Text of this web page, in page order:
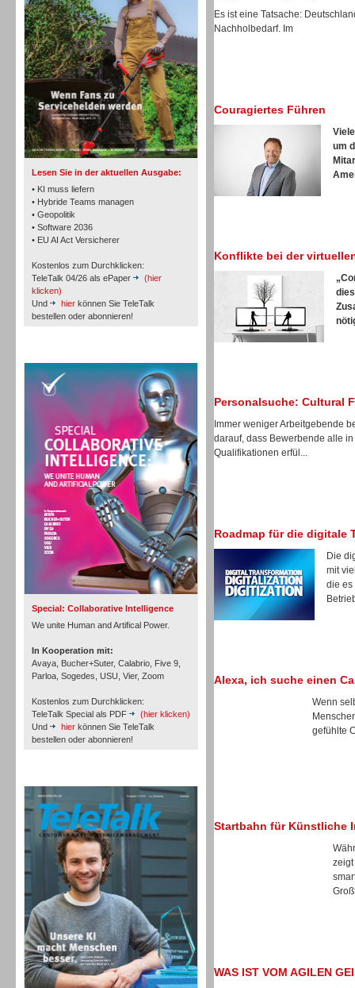
Lesen Sie in der aktuellen Ausgabe:
• KI muss liefern
• Hybride Teams managen
• Geopolitik
• Software 2036
• EU AI Act Versicherer
Kostenlos zum Durchklicken:
TeleTalk 04/26 als ePaper
(hier
klicken)
Und
hier können Sie TeleTalk
bestellen oder abonnieren!
Special: Collaborative Intelligence
We unite Human and Artifical Power.
In Kooperation mit:
Avaya, Bucher+Suter, Calabrio, Five 9,
Parloa, Sogedes, USU, Vier, Zoom
Kostenlos zum Durchklicken:
TeleTalk Special als PDF
(hier klicken)
Und
hier können Sie TeleTalk
bestellen oder abonnieren!
TK- und ACD-Systeme
Workforce-Management
Personal
Inbound
Inbound
Es ist eine Tatsache:
Nachholbedarf. Im
Couragiertes Führen
um
Konflikte bei der
Personalsuche: Cultural
Immer weniger Arbeitgebende
darauf, dass Bewerbende alle
Qualifikationen erfül...
Roadmap für die digitale
Die
mit
die es
Alexa, ich suche einen
Wenn
gefühlte
Startbahn für Künstliche
WAS IST VOM AGILEN